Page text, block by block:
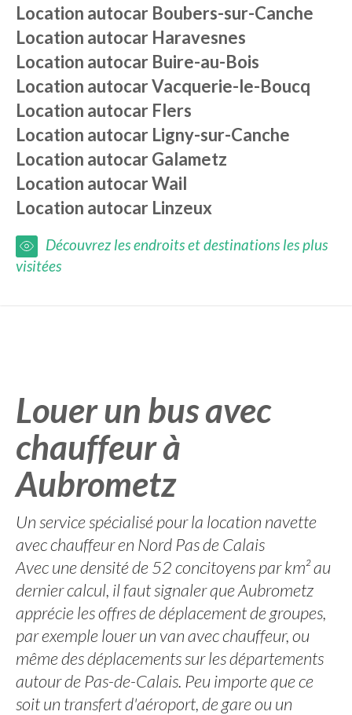
Location autocar Boubers-sur-Canche
Location autocar Haravesnes
Location autocar Buire-au-Bois
Location autocarVacquerie-le-Boucq
Location autocar Flers
Location autocar Ligny-sur-Canche
Location autocarGalametz
Location autocarWail
Location autocar Linzeux
Découvrez les endroits et destinations les plus
visitées
Louer un bus avec
chauffeur à
Aubrometz
Un service spécialisé pour la location navette
avec chauffeur en Nord Pas de Calais
Avec une densité de 52 concitoyens par km² au
dernier calcul, il faut signaler que Aubrometz
apprécie les offres de déplacement de groupes,
par exemple louer un van avec chauffeur, ou
même des déplacements sur les départements
autour de Pas-de-Calais. Peu importe que ce
soit un transfert d'aéroport, de gare ou un